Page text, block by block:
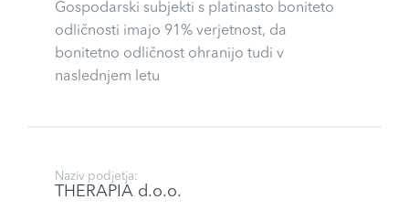
Gospodarski subjekti s platinasto boniteto
odličnosti imajo 91% verjetnost, da
bonitetno odličnost ohranijo tudi v
naslednjem letu
Naziv podjetja:
THERAPIA d.o.o.